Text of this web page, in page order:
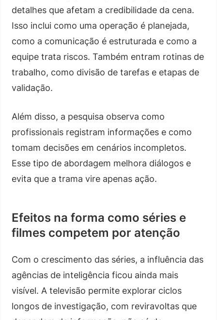
detalhes que afetam a credibilidade da cena.
Isso inclui como uma operação é planejada,
como a comunicação é estruturada e como a
equipe trata riscos. Também entram rotinas de
trabalho, como divisão de tarefas e etapas de
validação.
Além disso, a pesquisa observa como
profissionais registram informações e como
tomam decisões em cenários incompletos.
Esse tipo de abordagem melhora diálogos e
evita que a trama vire apenas ação.
Efeitos na forma como séries e
filmes competem por atenção
Com o crescimento das séries, a influência das
agências de inteligência ficou ainda mais
visível. A televisão permite explorar ciclos
longos de investigação, com reviravoltas que